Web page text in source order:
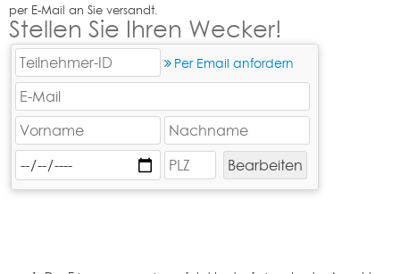
per E-Mail an Sie versandt.
Stellen Sie Ihren Wecker!
Per Email anfordern